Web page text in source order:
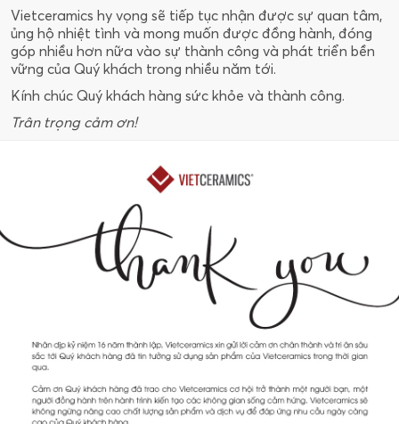
Vietceramics hy vọng sẽ tiếp tục nhận được sự quan tâm,
ủng hộ nhiệt tình và mong muốn được đồng hành, đóng
góp nhiều hơn nữa vào sự thành công và phát triển bền
vững của Quý khách trong nhiều năm tới.
Kính chúc Quý khách hàng sức khỏe và thành công.
Trân trọng cảm ơn!